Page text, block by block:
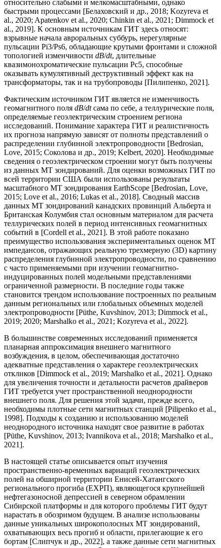
относительно слабыми и мелкомасштабными, однако
быстрыми процессами [Белаховский и др., 2018; Kozyreva et
al., 2020; Apatenkov et al., 2020; Chinkin et al., 2021; Dimmock et
al., 2019]. К основным источникам ГИТ здесь относят:
взрывные начала авроральных суббурь, нерегулярные
пульсации Pi3/Ps6, обладающие крутыми фронтами и сложной
топологией изменчивости dB/dt, длительные
квазимонохроматические пульсации Рс5, способные
оказывать кумулятивный деструктивный эффект как на
трансформаторы, так и на трубопроводы [Пилипенко, 2021].
Фактическим источником ГИТ является не изменчивость
геомагнитного поля dB/dtсама по себе, а теллурические поля,
определяемые геоэлектрическим строением региона
исследований. Понимание характера ГИТ и реалистичность
их прогноза напрямую зависят от полноты представлений о
распределении глубинной электропроводности [Bedrosian,
Love, 2015; Cоколова и др., 2019; Kelbert, 2020]. Необходимые
сведения о геоэлектрическом строении могут быть получены
из данных МТ зондирований. Для оценки возможных ГИТ по
всей территории США были использованы результаты
масштабного МТ зондирования EarthScope [Bedrosian, Love,
2015; Love et al., 2016; Lukas et al., 2018]. Сводный массив
данных МТ зондирований канадских провинций Альберта и
Британская Колумбия стал основным материалом для расчета
теллурических полей в период интенсивных геомагнитных
событий в [Cordell et al., 2021]. В этой работе показано
преимущество использования экспериментальных оценок МТ
импедансов, отражающих реальную трехмерную (3D) картину
распределения глубинной электропроводности, по сравнению
с часто применяемыми при изучении геомагнитно-
индуцированных полей модельными представлениями
ограниченной размерности. В последние годы также
становится трендом использование построенных по реальным
данным региональных или глобальных объемных моделей
электропроводности [Püthe, Kuvshinov, 2013; Dimmock et al.,
2019; 2020; Marshalko et al., 2021; Kozyreva et al., 2022].
В большинстве современных исследований применяется
планарная аппроксимация внешнего магнитного
возбуждения, в целом, обеспечивающая достаточно
адекватные представления о характере геоэлектрических
откликов [Dimmock et al., 2019; Marshalko et al., 2021]. Однако
для увеличения точности и детальности расчетов драйверов
ГИТ требуется учет пространственной неоднородности
внешнего поля. Для решения этой задачи, прежде всего,
необходимы плотные сети магнитных станций [Pilipenko et al.,
1998]. Подходы к созданию и использованию моделей
неоднородного источника находят свое развитие в работах
[Püthe, Kuvshinov, 2013; Ivannikova et al., 2018; Marshalko et al.,
2021].
В настоящей статье описывается опыт изучения
пространственно-временных вариаций геоэлектрических
полей на обширной территории Енисей-Хатангского
регионального прогиба (ЕХРП), являющегося крупнейшей
нефтегазоносной депрессией в северном обрамлении
Сибирской платформы и для которого проблемы ГИТ будут
нарастать в обозримом будущем. В анализе использованы
данные уникальных широкополосных МТ зондирований,
охватывающих весь прогиб и области, прилегающие к его
бортам [Cлипчук и др., 2022], а также данные сети магнитных